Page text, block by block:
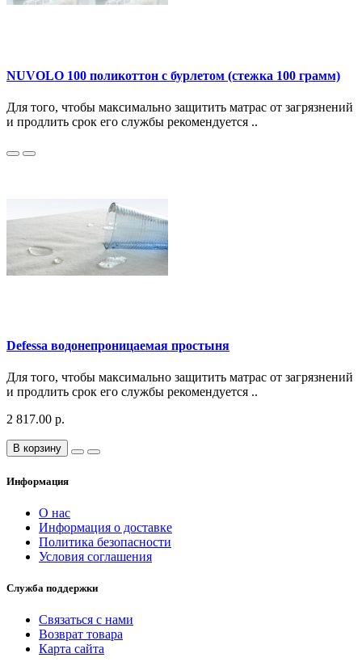
NUVOLO 100 поликоттон с бурлетом (стежка 100 грамм)
Для того, чтобы максимально защитить матрас от загрязнений
и продлить срок его службы рекомендуется ..
Defessa водонепроницаемая простыня
Для того, чтобы максимально защитить матрас от загрязнений
и продлить срок его службы рекомендуется ..
2 817.00 р.
В корзину
Информация
О нас
Информация о доставке
Политика безопасности
Условия соглашения
Служба поддержки
Связаться с нами
Возврат товара
Карта сайта